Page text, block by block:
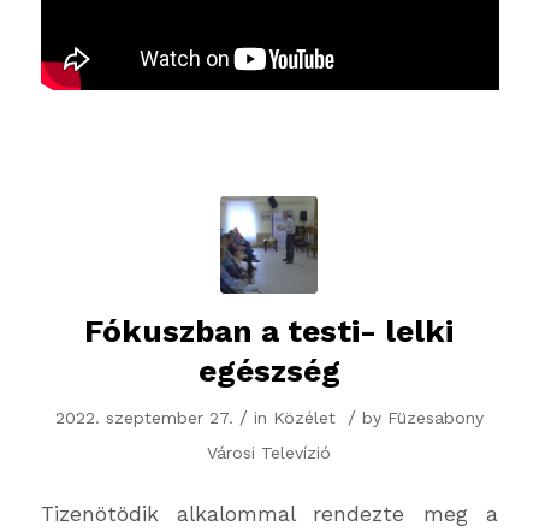
Fókuszban a testi- lelki
egészség
2022. szeptember 27. / in Közélet / by Füzesabony
Városi Televízió
Tizenötödik alkalommal rendezte meg a